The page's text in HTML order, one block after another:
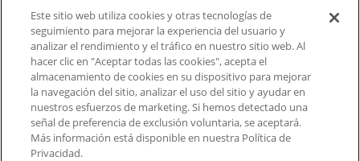
Carreras en Duke Health
Sala de Prensa de Duke Health
Suscripción al Correo Electrónico
Médicos Derivadores
Enlaces relacionados
Este sitio web utiliza cookies y otras tecnologías de
seguimiento para mejorar la experiencia del usuario y
analizar el rendimiento y el tráfico en nuestro sitio web. Al
hacer clic en "Aceptar todas las cookies", acepta el
almacenamiento de cookies en su dispositivo para mejorar
la navegación del sitio, analizar el uso del sitio y ayudar en
nuestros esfuerzos de marketing. Si hemos detectado una
señal de preferencia de exclusión voluntaria, se aceptará.
Más información está disponible en nuestra Política de
Privacidad.